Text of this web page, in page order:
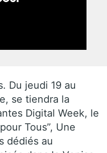
Du jeudi 19 au
se tiendra la
Digital Week, le
Tous”, Une
dédiés au